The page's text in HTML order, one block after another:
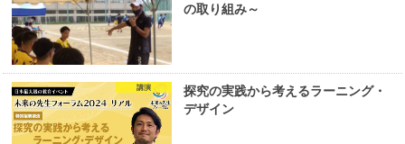
の取り組み～
講演
探究の実践から考えるラーニング・
デザイン